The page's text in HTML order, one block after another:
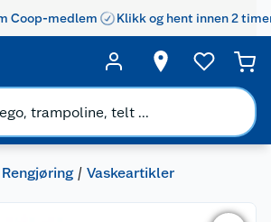
Coop-medlem Klikk og hent innen 2
Rengjøring Vaskeartikler